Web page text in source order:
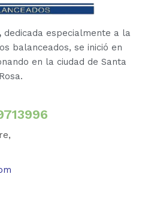
dedicada especialmente a la
balanceados, se inició en
en la ciudad de Santa
Rosa.